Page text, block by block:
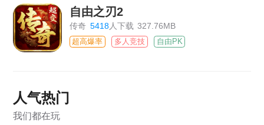
自由之刃2
传奇 5418人下载 327.76MB
超高爆率 多人竞技 自由PK
人气热门
我们都在玩